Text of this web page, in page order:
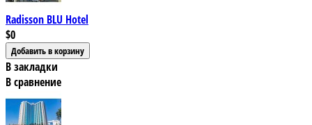
Radisson BLU Hotel
$0
В закладки
В сравнение